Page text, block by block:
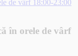
în orele de vârf